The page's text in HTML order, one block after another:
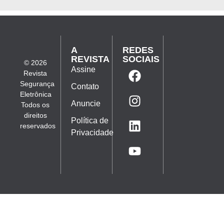
© 2026
Revista
Segurança
Eletrônica
Todos os
direitos
reservados
A
REVISTA
Assine
Contato
Anuncie
Política de
Privacidade
REDES
SOCIAIS